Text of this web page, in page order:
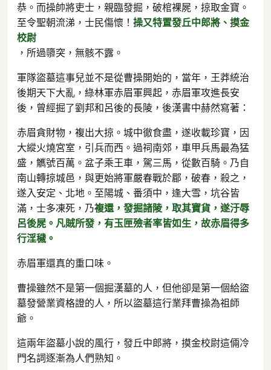
恭。而操帥將吏士，親臨發掘，破棺裸屍，掠取金寶。
至令聖朝流涕，士民傷懷！ 操又特置發丘中郎將、摸金
校尉
，所過隳突，無骸不露。
軍隊盜墓這事兒並不是從曹操開始的，當年，王莽統治
後期天下大亂，綠林軍赤眉軍興起，赤眉軍攻進長安
後，曾經掘了劉邦和呂後的長陵，後漢書中赫然寫著：
赤眉貪財物，複出大掠。城中徹食盡，遂收載珍寶，因
大縱火燒宮室，引兵而西。過祠南郊，車甲兵馬最為猛
盛，觽號百萬。盆子乘王車，駕三馬，從數百騎。乃自
南山轉掠城邑，與更始將軍嚴春戰於郿，破春，殺之，
遂入安定、北地。至陽城、番須中，逢大雪，坑谷皆
滿，士多凍死，乃複還，發掘諸陵，取其寶貨，遂汙辱
呂後屍。凡賊所發，有玉匣殮者率皆如生，故赤眉得多
行淫穢。
赤眉軍還真的重口味。
曹操雖然不是第一個掘漢墓的人，但他卻是第一個給盜
墓發營業資格證的人，所以盜墓這行業拜曹操為祖師
爺。
這兩年盜墓小說的風行，發丘中郎將，摸金校尉這倆冷
門名詞逐漸為人們熟知。